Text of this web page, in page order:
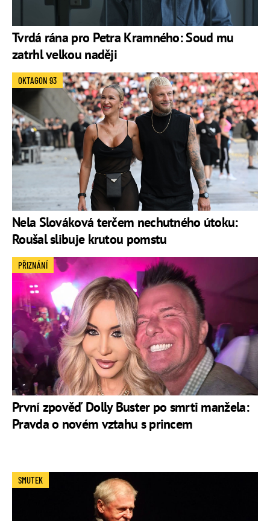
Tvrdá rána pro Petra Kramného: Soud mu
zatrhl velkou naději
Nela Slováková terčem nechutného útoku:
Roušal slibuje krutou pomstu
OKTAGON 93
První zpověď Dolly Buster po smrti manžela:
Pravda o novém vztahu s princem
PŘIZNÁNÍ
SMUTEK